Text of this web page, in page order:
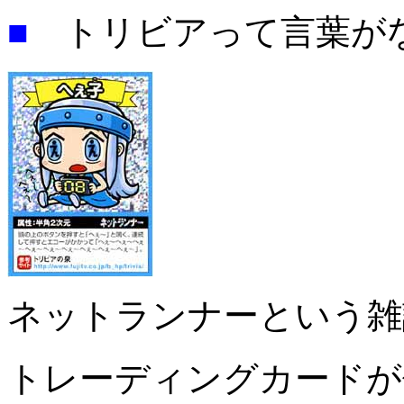
■ トリビアって言葉が
ネットランナーという
トレーディングカード